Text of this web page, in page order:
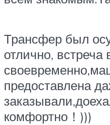
Трансфер был
отлично,
предоставлена
комфортно！)))